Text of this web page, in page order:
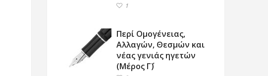
1
Περί Ομογένειας,
Αλλαγών, Θεσμών και
νέας γενιάς ηγετών
(Μέρος Γ΄)